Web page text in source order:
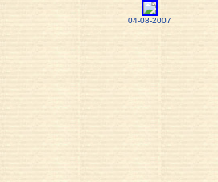
04-08-2007